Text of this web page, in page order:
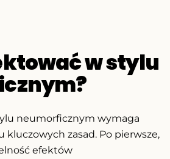
w stylu
neumorficznym wymaga
zasad. Po pierwsze,
efektów